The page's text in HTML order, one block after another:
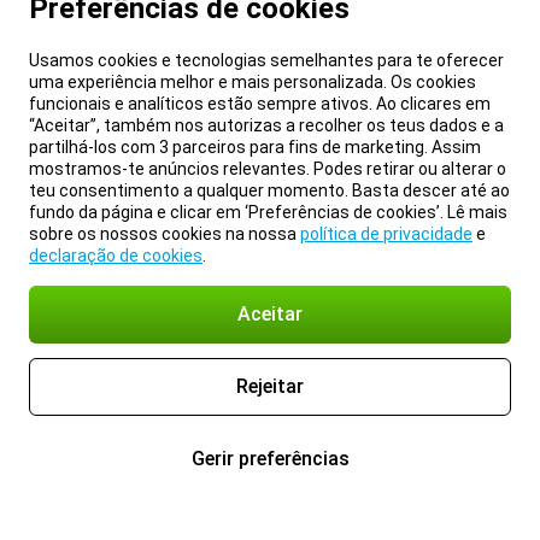
Preferências de cookies
Usamos cookies e tecnologias semelhantes para te oferecer
uma experiência melhor e mais personalizada. Os cookies
funcionais e analíticos estão sempre ativos. Ao clicares em
“Aceitar”, também nos autorizas a recolher os teus dados e a
partilhá-los com 3 parceiros para fins de marketing. Assim
mostramos-te anúncios relevantes. Podes retirar ou alterar o
teu consentimento a qualquer momento. Basta descer até ao
fundo da página e clicar em ‘Preferências de cookies’. Lê mais
sobre os nossos cookies na nossa política de privacidade e
declaração de cookies
Aceitar
Rejeitar
Gerir preferências